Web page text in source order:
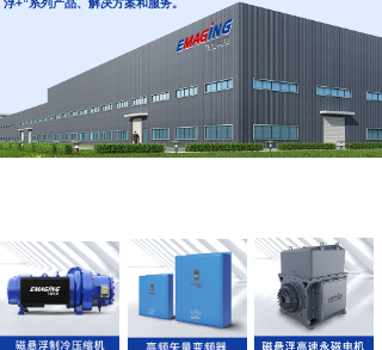
浮+”系列产品、解决方案和服务。